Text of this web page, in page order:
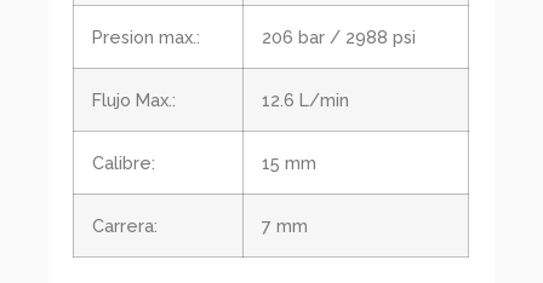
Presion max.: 206 bar / 2988 psi
Flujo Max.: 12.6 L/min
Calibre: 15 mm
Carrera: 7 mm